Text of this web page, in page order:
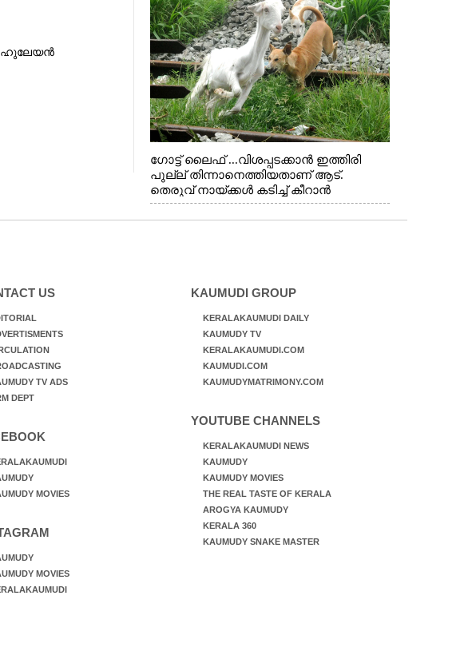
ഗോട്ട് ലൈഫ് ...വിശപ്പടക്കാൻ ഇത്തിരി
പുല്ല് തിന്നാനെത്തിയതാണ് ആട്.
തെരുവ് നായ്ക്കൾ കടിച്ച് കീറാൻ
വന്നതോടെ വയറിന്റെ ആന്തൽ മറന്ന്
ജീവന് വേണ്ടിയായി ഓട്ടം. എറണാകുളം
US
TV ADS
DEPT
MOVIES
MOVIES
KAUMUDI GROUP
KERALAKAUMUDI DAILY
KAUMUDY TV
KERALAKAUMUDI.COM
KAUMUDI.COM
KAUMUDYMATRIMONY.COM
YOUTUBE CHANNELS
KERALAKAUMUDI NEWS
KAUMUDY
KAUMUDY MOVIES
THE REAL TASTE OF KERALA
AROGYA KAUMUDY
KERALA 360
KAUMUDY SNAKE MASTER